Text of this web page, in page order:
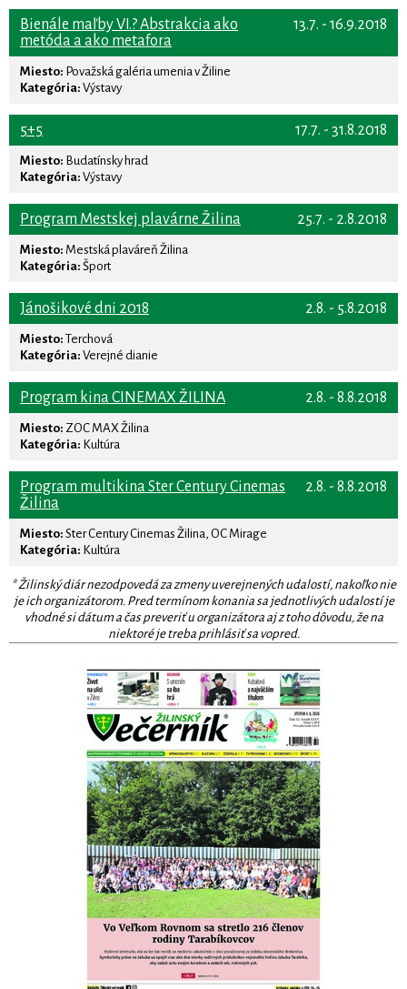
13.7. - 16.9.2018
Bienále maľby VI.? Abstrakcia ako
metóda a ako metafora
Miesto: Považská galéria umenia v Žiline
Kategória: Výstavy
17.7. - 31.8.2018
5+5
Miesto: Budatínsky hrad
Kategória: Výstavy
25.7. - 2.8.2018
Program Mestskej plavárne Žilina
Miesto: Mestská plaváreň Žilina
Kategória: Šport
2.8. - 5.8.2018
Jánošikové dni 2018
Miesto: Terchová
Kategória: Verejné dianie
2.8. - 8.8.2018
Program kina CINEMAX ŽILINA
Miesto: ZOC MAX Žilina
Kategória: Kultúra
2.8. - 8.8.2018
Program multikina Ster Century Cinemas
Žilina
Miesto: Ster Century Cinemas Žilina, OC Mirage
Kategória: Kultúra
* Žilinský diár nezodpovedá za zmeny uverejnených udalostí, nakoľko nie
je ich organizátorom. Pred termínom konania sa jednotlivých udalostí je
vhodné si dátum a čas preveriť u organizátora aj z toho dôvodu, že na
niektoré je treba prihlásiť sa vopred.